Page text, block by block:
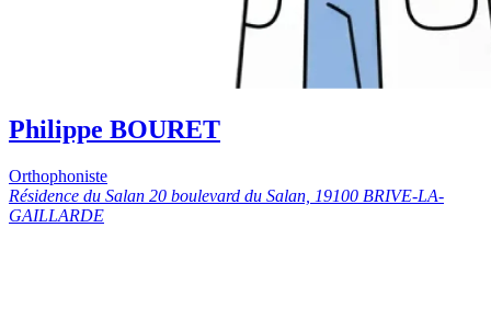
Philippe BOURET
Orthophoniste
Résidence du Salan 20 boulevard du Salan, 19100 BRIVE-LA-
GAILLARDE